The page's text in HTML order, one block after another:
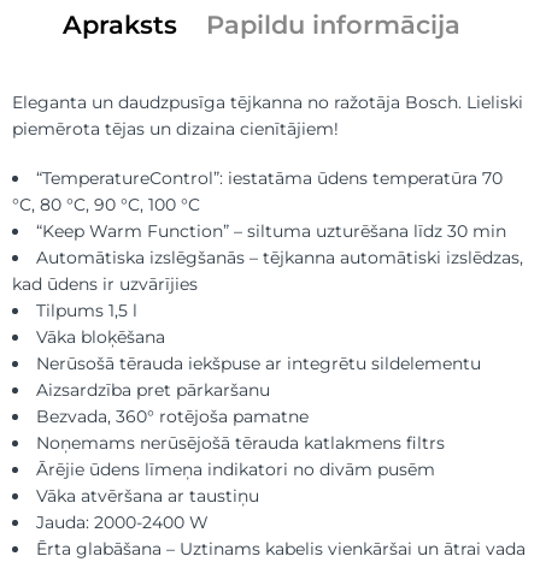
Apraksts Papildu informācija
Eleganta un daudzpusīga tējkanna no ražotāja Bosch. Lieliski
piemērota tējas un dizaina cienītājiem!
“TemperatureControl”: iestatāma ūdens temperatūra 70
°C, 80 °C, 90 °C, 100 °C
“Keep Warm Function” – siltuma uzturēšana līdz 30 min
Automātiska izslēgšanās – tējkanna automātiski izslēdzas,
kad ūdens ir uzvārījies
Tilpums 1,5 l
Vāka bloķēšana
Nerūsošā tērauda iekšpuse ar integrētu sildelementu
Aizsardzība pret pārkaršanu
Bezvada, 360° rotējoša pamatne
Noņemams nerūsējošā tērauda katlakmens filtrs
Ārējie ūdens līmeņa indikatori no divām pusēm
Vāka atvēršana ar taustiņu
Jauda: 2000-2400 W
Ērta glabāšana – Uztinams kabelis vienkāršai un ātrai vada